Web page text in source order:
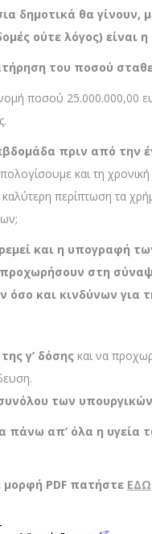
δημοτικά θα
ούτε λόγος) είναι
του ποσού
ποσού 25.000.000,00
πριν από
και τη
περίπτωση τα
και η υπογραφή
στη
και κινδύνων για
γ’ δόσης και να
των
πάνω απ’ όλα η
μορφή PDF πατήστε ΕΔΩ